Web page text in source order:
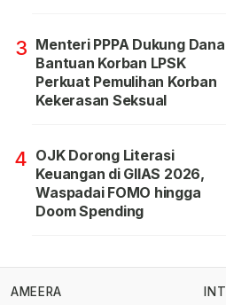
3 Menteri PPPA Dukung Dana
Bantuan Korban LPSK
Perkuat Pemulihan Korban
Kekerasan Seksual
4 OJK Dorong Literasi
Keuangan di GIIAS 2026,
Waspadai FOMO hingga
Doom Spending
AMEERA